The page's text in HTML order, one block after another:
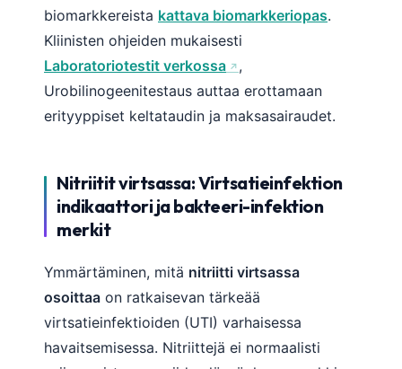
biomarkkereista kattava biomarkkeriopas.
Kliinisten ohjeiden mukaisesti
Laboratoriotestit verkossa
,
Urobilinogeenitestaus auttaa erottamaan
erityyppiset keltataudin ja maksasairaudet.
Nitriitit virtsassa: Virtsatieinfektion
indikaattori ja bakteeri-infektion
merkit
Ymmärtäminen, mitä nitriitti virtsassa
osoittaa on ratkaisevan tärkeää
virtsatieinfektioiden (UTI) varhaisessa
havaitsemisessa. Nitriittejä ei normaalisti